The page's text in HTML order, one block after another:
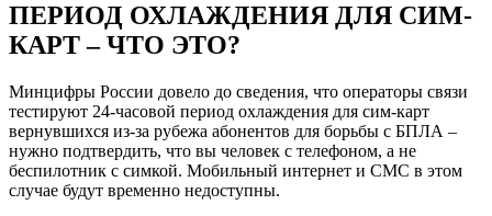
ПЕРИОД ОХЛАЖДЕНИЯ ДЛЯ СИМ-
КАРТ – ЧТО ЭТО?
Минцифры России довело до сведения, что операторы связи
тестируют 24-часовой период охлаждения для сим-карт
вернувшихся из-за рубежа абонентов для борьбы с БПЛА –
нужно подтвердить, что вы человек с телефоном, а не
беспилотник с симкой. Мобильный интернет и СМС в этом
случае будут временно недоступны.